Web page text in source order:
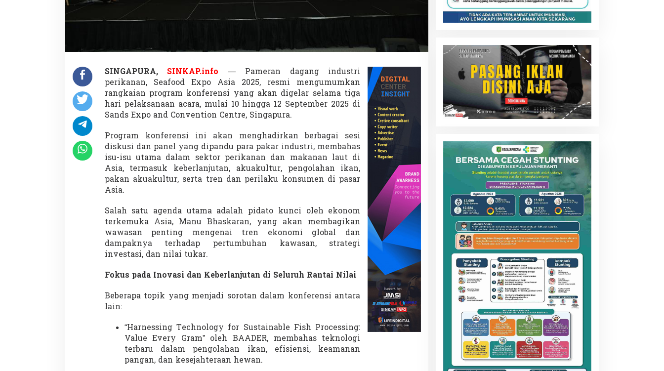
a
a
r
l
a
n
j
u
a
n
,
A
k
u
u
l
t
r
a
n
r
o
n
s
u
SINGAPURA,SINKAP.info— Pameran dagang industri
perikanan, Seafood Expo Asia 2025, resmi mengumumkan
rangkaian program konferensi yang akan digelar selama tiga
hari pelaksanaan acara, mulai 10 hingga 12 September 2025 di
Sands Expo and Convention Centre, Singapura.
Program konferensi ini akan menghadirkan berbagai sesi
diskusi dan panel yang dipandu para pakar industri, membahas
isu-isu utama dalam sektor perikanan dan makanan laut di
Asia, termasuk keberlanjutan, akuakultur, pengolahan ikan,
pakan akuakultur, serta tren dan perilaku konsumen di pasar
Asia.
Salah satu agenda utama adalah pidato kunci oleh ekonom
terkemuka Asia, Manu Bhaskaran, yang akan membagikan
wawasan penting mengenai tren ekonomi global dan
dampaknya terhadap pertumbuhan kawasan, strategi
investasi, dan nilai tukar.
Fokus pada Inovasi dan Keberlanjutan di Seluruh Rantai Nilai
Beberapa topik yang menjadi sorotan dalam konferensi antara
lain:
“Harnessing Technology for Sustainable Fish Processing:
Value Every Gram” oleh BAADER, membahas teknologi
terbaru dalam pengolahan ikan, efisiensi, keamanan
pangan, dan kesejahteraan hewan.